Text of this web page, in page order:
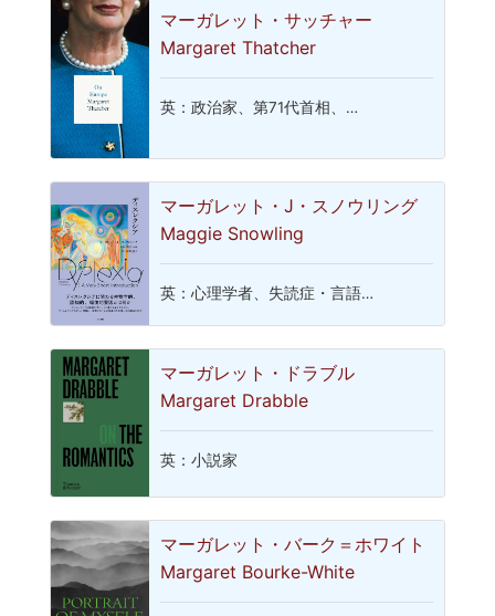
マーガレット・サッチャー
Margaret Thatcher
英：政治家、第71代首相、…
マーガレット・J・スノウリング
Maggie Snowling
英：心理学者、失読症・言語…
マーガレット・ドラブル
Margaret Drabble
英：小説家
マーガレット・バーク＝ホワイト
Margaret Bourke-White